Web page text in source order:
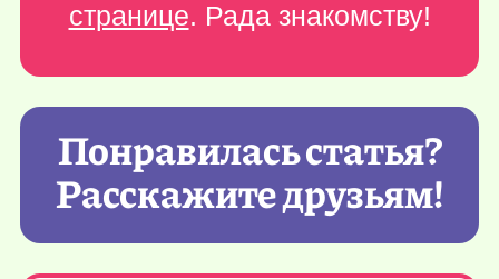
странице. Рада знакомству!
Понравилась статья?
Расскажите друзьям!